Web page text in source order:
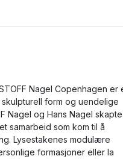
Nagel Copenhagen er
form og uendelige
Nagel og Hans Nagel skapte
samarbeid som kom til å
Lysestakenes modulære
formasjoner eller la